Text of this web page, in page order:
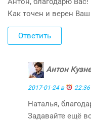
Как точен и верен
Ответить
Антон
2017-01-24 в 22:36
Наталья,
Задавайте ещё